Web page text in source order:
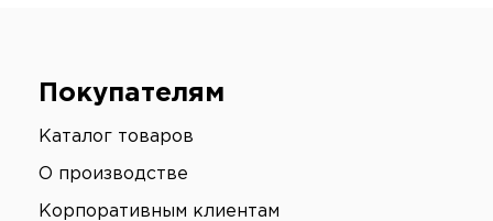
Покупателям
Каталог товаров
О производстве
Корпоративным клиентам